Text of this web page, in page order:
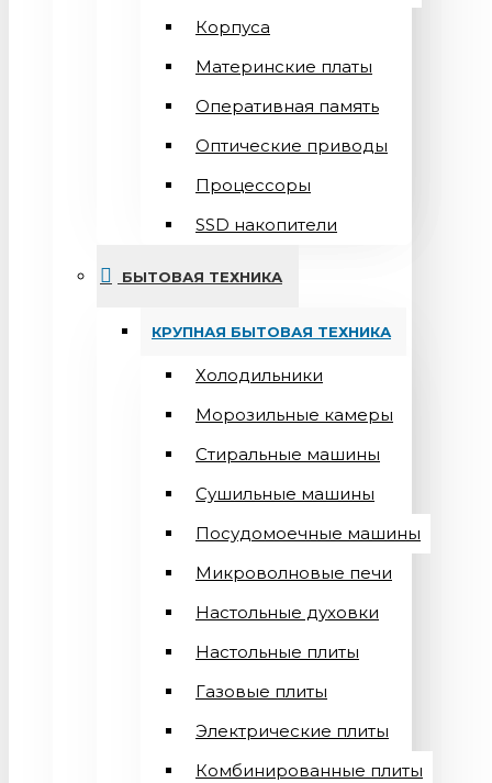
Корпуса
Материнские платы
Оперативная память
Оптические приводы
Процессоры
SSD накопители
БЫТОВАЯ ТЕХНИКА
КРУПНАЯ БЫТОВАЯ ТЕХНИКА
Холодильники
Морозильные камеры
Стиральные машины
Сушильные машины
Посудомоечные машины
Микроволновые печи
Настольные духовки
Настольные плиты
Газовые плиты
Электрические плиты
Комбинированные плиты